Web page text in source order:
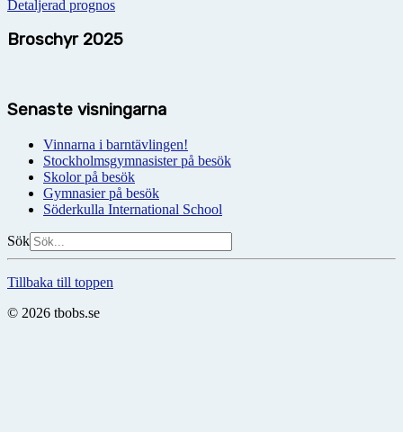
Detaljerad prognos
Broschyr 2025
Senaste visningarna
Vinnarna i barntävlingen!
Stockholmsgymnasister på besök
Skolor på besök
Gymnasier på besök
Söderkulla International School
Sök
Tillbaka till toppen
© 2026 tbobs.se